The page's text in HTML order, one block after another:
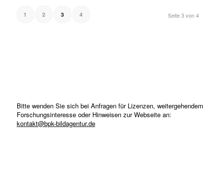
Seite 3 von 4
1 2 3 4
Bitte wenden Sie sich bei Anfragen für Lizenzen, weitergehendem
Forschungsinteresse oder Hinweisen zur Webseite an:
kontakt@bpk-bildagentur.de